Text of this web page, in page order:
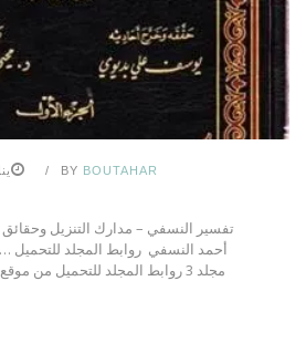
BY BOUTAHAR
تفسير النسفي – مدارك التنزيل وحقائق